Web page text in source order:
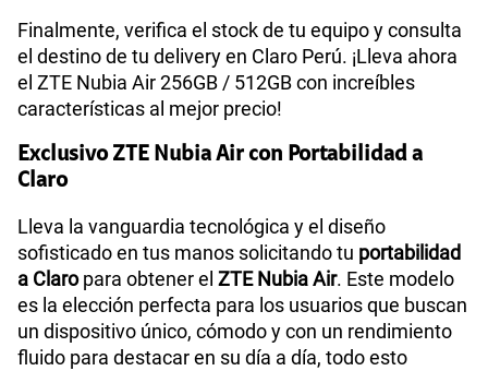
Finalmente, verifica el stock de tu equipo y consulta
el destino de tu delivery en Claro Perú. ¡Lleva ahora
el ZTE Nubia Air 256GB / 512GB con increíbles
características al mejor precio!
Exclusivo ZTE Nubia Air con Portabilidad a
Claro
Lleva la vanguardia tecnológica y el diseño
sofisticado en tus manos solicitando tu portabilidad
a Claropara obtener el ZTE Nubia Air. Este modelo
es la elección perfecta para los usuarios que buscan
un dispositivo único, cómodo y con un rendimiento
fluido para destacar en su día a día, todo esto